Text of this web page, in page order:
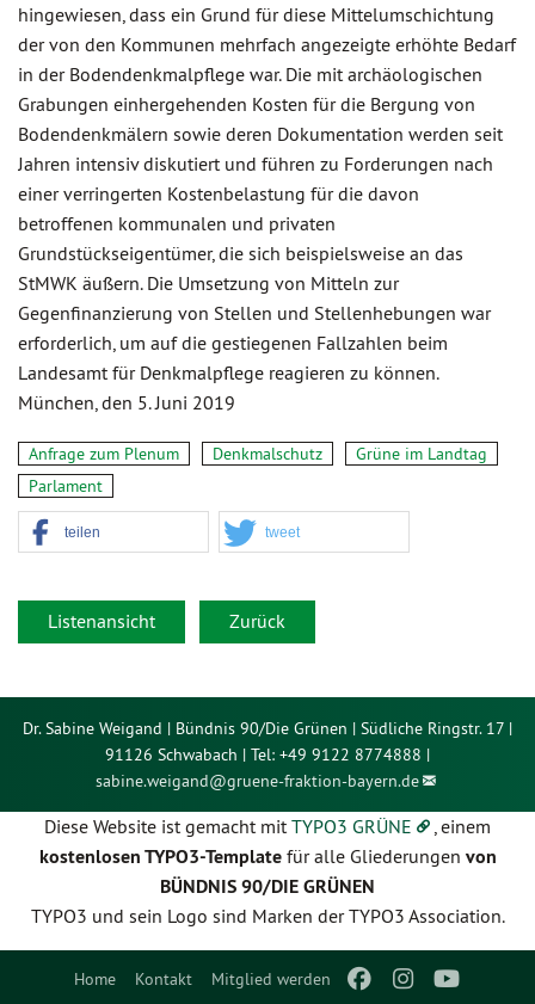
Home Kontakt Mitglied werden
hingewiesen, dass ein Grund für diese Mittelumschichtung
der von den Kommunen mehrfach angezeigte erhöhte Bedarf
in der Bodendenkmalpflege war. Die mit archäologischen
Grabungen einhergehenden Kosten für die Bergung von
Bodendenkmälern sowie deren Dokumentation werden seit
Jahren intensiv diskutiert und führen zu Forderungen nach
einer verringerten Kostenbelastung für die davon
betroffenen kommunalen und privaten
Grundstückseigentümer, die sich beispielsweise an das
StMWK äußern. Die Umsetzung von Mitteln zur
Gegenfinanzierung von Stellen und Stellenhebungen war
erforderlich, um auf die gestiegenen Fallzahlen beim
Landesamt für Denkmalpflege reagieren zu können.
München, den 5. Juni 2019
Anfrage zum Plenum Denkmalschutz
Grüne im Landtag
Parlament
teilen tweet
Listenansicht Zurück
Dr. Sabine Weigand | Bündnis 90/Die Grünen | Südliche Ringstr. 17 |
91126 Schwabach | Tel: +49 9122 8774888 |
sabine.weigand@gruene-fraktion-bayern.de
Diese Website ist gemacht mitTYPO3 GRÜNE , einem
kostenlosen TYPO3-Templatefür alle Gliederungen von
BÜNDNIS 90/DIE GRÜNEN
TYPO3 und sein Logo sind Marken der TYPO3 Association.